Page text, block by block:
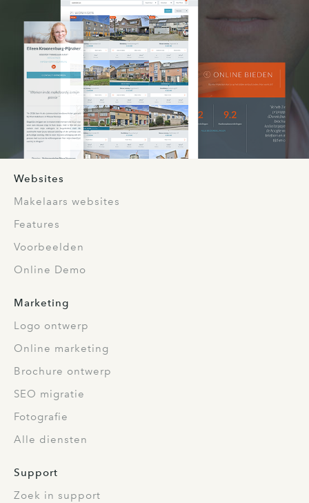
Websites
Makelaars websites
Features
Voorbeelden
Online Demo
Marketing
Logo ontwerp
Online marketing
Brochure ontwerp
SEO migratie
Fotografie
Alle diensten
Support
Zoek in support